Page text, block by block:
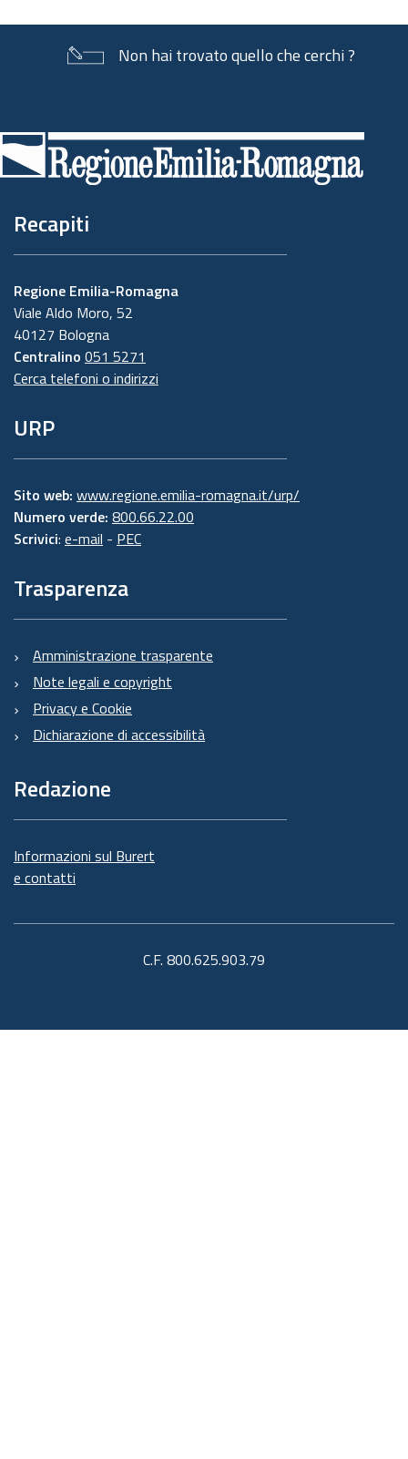
Non hai trovato quello che cerchi ?
di
pagina
Recapiti
Regione Emilia-Romagna
Viale Aldo Moro, 52
40127 Bologna
Centralino 051 5271
Cerca telefoni o indirizzi
URP
Sito web: www.regione.emilia-romagna.it/urp/
Numero verde: 800.66.22.00
Scrivici: e-mail - PEC
Trasparenza
Amministrazione trasparente
Note legali e copyright
Privacy e Cookie
Dichiarazione di accessibilità
Redazione
Informazioni sul Burert
e contatti
C.F. 800.625.903.79